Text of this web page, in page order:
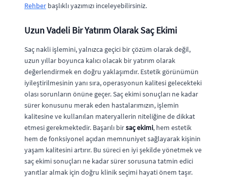
Rehber başlıklı yazımızı inceleyebilirsiniz.
Uzun Vadeli Bir Yatırım Olarak Saç Ekimi
Saç nakli işlemini, yalnızca geçici bir çözüm olarak değil,
uzun yıllar boyunca kalıcı olacak bir yatırım olarak
değerlendirmek en doğru yaklaşımdır. Estetik görünümün
iyileştirilmesinin yanı sıra, operasyonun kalitesi gelecekteki
olası sorunların önüne geçer. Saç ekimi sonuçları ne kadar
sürer konusunu merak eden hastalarımızın, işlemin
kalitesine ve kullanılan materyallerin niteliğine de dikkat
etmesi gerekmektedir. Başarılı birsaç ekimi, hem estetik
hem de fonksiyonel açıdan memnuniyet sağlayarak kişinin
yaşam kalitesini artırır. Bu süreci en iyi şekilde yönetmek ve
saç ekimi sonuçları ne kadar sürer sorusuna tatmin edici
yanıtlar almak için doğru klinik seçimi hayati önem taşır.